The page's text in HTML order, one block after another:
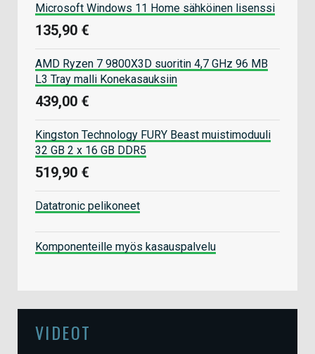
Microsoft Windows 11 Home sähköinen lisenssi
135,90 €
AMD Ryzen 7 9800X3D suoritin 4,7 GHz 96 MB
L3 Tray malli Konekasauksiin
439,00 €
Kingston Technology FURY Beast muistimoduuli
32 GB 2 x 16 GB DDR5
519,90 €
Datatronic pelikoneet
Komponenteille myös kasauspalvelu
VIDEOT